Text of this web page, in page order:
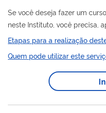
Se você deseja fazer um
neste Instituto, você precisa,
seletivo, matricular-se no
serviço.
Etapas para a realização
Quem pode utilizar este